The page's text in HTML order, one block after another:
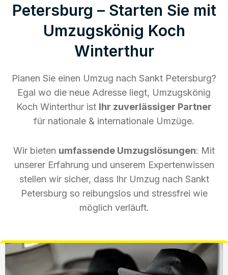
Petersburg – Starten Sie mit
Umzugskönig Koch
Winterthur
Planen Sie einen Umzug nach Sankt Petersburg?
Egal wo die neue Adresse liegt, Umzugskönig
Koch Winterthur ist Ihr zuverlässiger Partner
für nationale & internationale Umzüge.
Wir bieten umfassende Umzugslösungen: Mit
unserer Erfahrung und unserem Expertenwissen
stellen wir sicher, dass Ihr Umzug nach Sankt
Petersburg so reibungslos und stressfrei wie
möglich verläuft.